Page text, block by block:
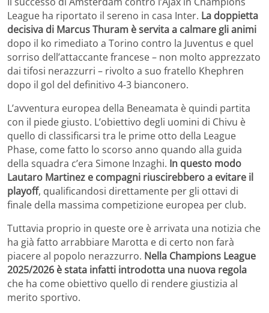
League ha riportato il sereno in casa Inter. La doppietta
decisiva di Marcus Thuram è servita a calmare gli animi
dopo il ko rimediato a Torino contro la Juventus e quel
sorriso dell’attaccante francese – non molto apprezzato
dai tifosi nerazzurri – rivolto a suo fratello Khephren
dopo il gol del definitivo 4-3 bianconero.
L’avventura europea della Beneamata è quindi partita
con il piede giusto. L’obiettivo degli uomini di Chivu è
quello di classificarsi tra le prime otto della League
Phase, come fatto lo scorso anno quando alla guida
della squadra c’era Simone Inzaghi. In questo modo
Lautaro Martinez e compagni riuscirebbero a evitare il
playoff, qualificandosi direttamente per gli ottavi di
finale della massima competizione europea per club.
Tuttavia proprio in queste ore è arrivata una notizia che
ha già fatto arrabbiare Marotta e di certo non farà
piacere al popolo nerazzurro. Nella Champions League
2025/2026 è stata infatti introdotta una nuova regola
che ha come obiettivo quello di rendere giustizia al
merito sportivo.